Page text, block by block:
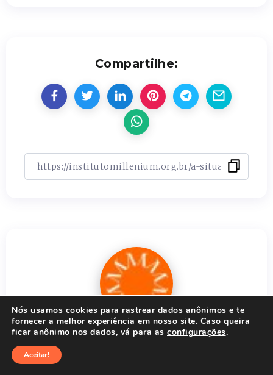
Compartilhe:
Ver mais artigos
Nós usamos cookies para rastrear dados anônimos e te
fornecer a melhor experiência em nosso site. Caso queira
ficar anônimo nos dados, vá para as configurações.
Aceitar!